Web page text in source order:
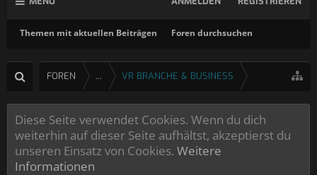
Themen mit aktuellen Beiträgen Foren durchsuchen
FOREN ... VR BRANCHE & BUSINESS
Diese Seite verwendet Cookies. Wenn du dich
weiterhin auf dieser Seite aufhältst, akzeptierst du
unseren Einsatz von Cookies. Weitere
Informationen